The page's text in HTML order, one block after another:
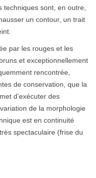
techniques sont, en outre,
un contour, un trait
par les rouges et les
et exceptionnellement
rencontrée,
de conservation, que la
d’exécuter des
de la morphologie
est en continuité
spectaculaire (frise du